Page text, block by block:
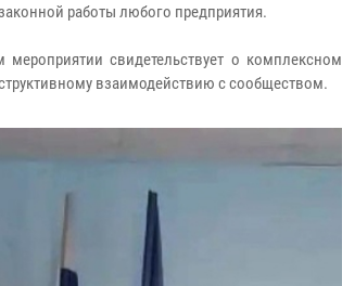
работы любого предприятия.
свидетельствует о
взаимодействию с сообществом.